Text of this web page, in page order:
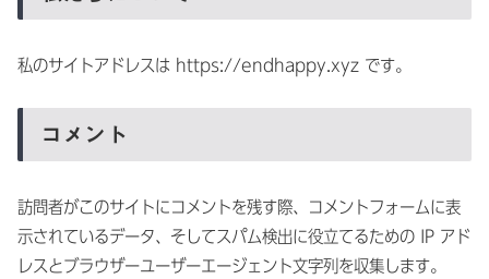
私のサイトアドレスは https://endhappy.xyz です。
コメント
訪問者がこのサイトにコメントを残す際、コメントフォームに表
示されているデータ、そしてスパム検出に役立てるための IP アド
レスとブラウザーユーザーエージェント文字列を収集します。